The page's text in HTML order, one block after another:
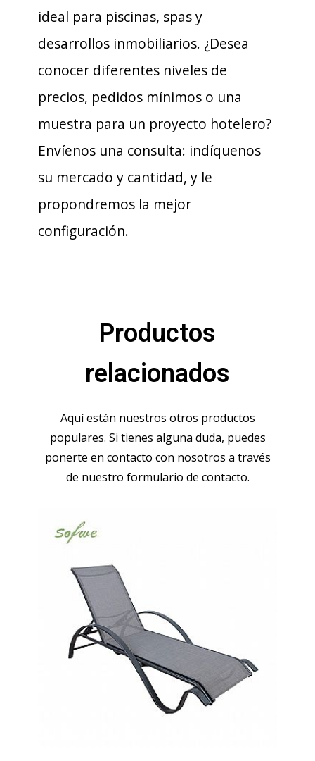
ideal para piscinas, spas y
desarrollos inmobiliarios. ¿Desea
conocer diferentes niveles de
precios, pedidos mínimos o una
muestra para un proyecto hotelero?
Envíenos una consulta: indíquenos
su mercado y cantidad, y le
propondremos la mejor
configuración.
Productos
relacionados
Aquí están nuestros otros productos
populares. Si tienes alguna duda, puedes
ponerte en contacto con nosotros a través
de nuestro formulario de contacto.